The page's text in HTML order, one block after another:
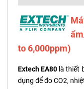
to 6,000ppm)
Extech EA80 là thiết
dụng để đo CO2,